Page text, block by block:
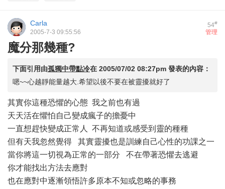
54#
Carla
管理
2005-7-3 09:55:56
魔分那幾種?
下面引用由孤獨中帶點冷在 2005/07/02 08:27pm 發表的內容：
嗯~~心越靜能量越大.希望以後不要在被靈擾就好了
其實你這種恐懼的心態 我之前也有過
天天活在懼怕自己變成瘋子的擔憂中
一直想趕快變成正常人 不再知道或感受到靈的種種
但有天我忽然覺得 其實靈擾也是訓練自己心性的功課之一
當你將這一切視為正常的一部分 不在帶著恐懼去逃避
你才能找出方法去應對
也在應對中逐漸領悟許多原本不知或忽略的事務